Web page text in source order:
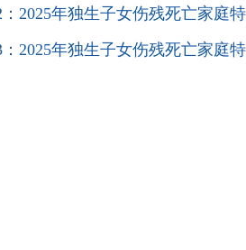
：2025年独生子女伤残死亡家庭
：2025年独生子女伤残死亡家庭